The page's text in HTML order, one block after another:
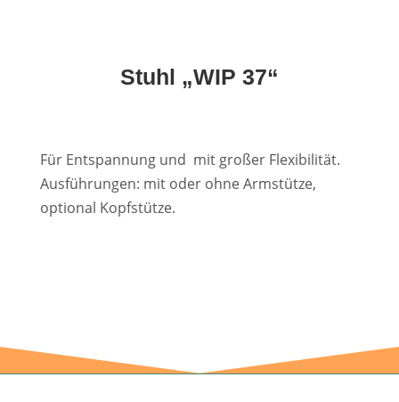
Stuhl „WIP 37“
Für Entspannung und mit großer Flexibilität.
Ausführungen: mit oder ohne Armstütze,
optional Kopfstütze.